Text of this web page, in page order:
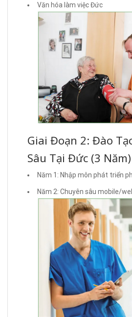
Văn hóa làm việc Đức
Giai Đoạn 2: Đào
Sâu Tại Đức (3 Năm)
Năm 1: Nhập môn phát triển
Năm 2: Chuyên sâu mobile/